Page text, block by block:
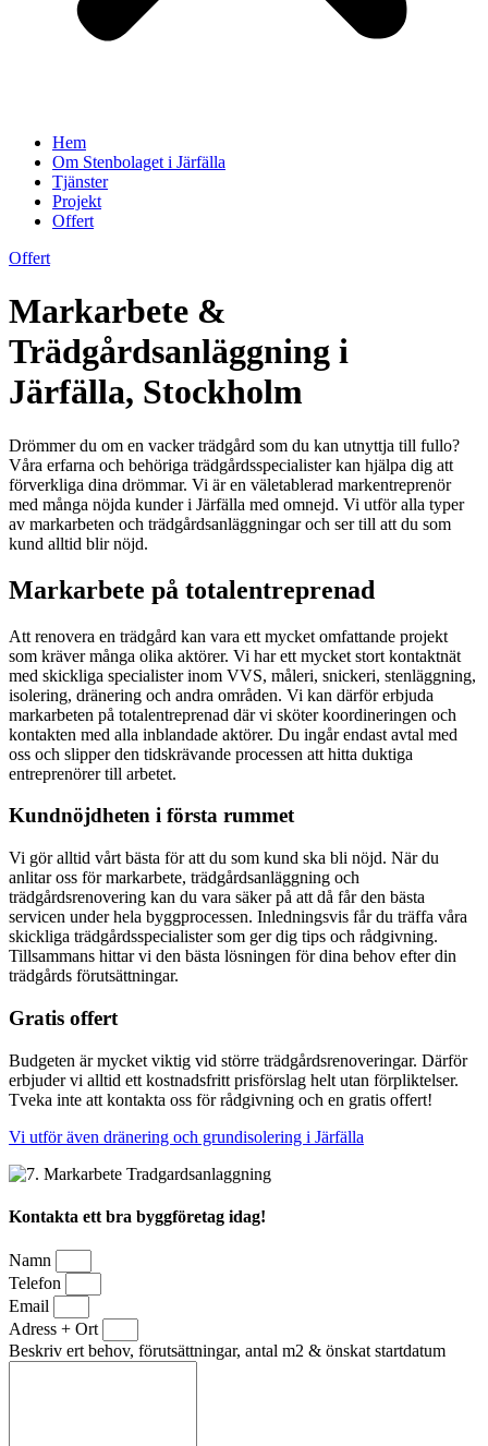
Hem
Om Stenbolaget i Järfälla
Tjänster
Projekt
Offert
Offert
Markarbete &
Trädgårdsanläggning i
Järfälla, Stockholm
Drömmer du om en vacker trädgård som du kan utnyttja till fullo?
Våra erfarna och behöriga trädgårdsspecialister kan hjälpa dig att
förverkliga dina drömmar. Vi är en väletablerad markentreprenör
med många nöjda kunder i Järfälla med omnejd. Vi utför alla typer
av markarbeten och trädgårdsanläggningar och ser till att du som
kund alltid blir nöjd.
Markarbete på totalentreprenad
Att renovera en trädgård kan vara ett mycket omfattande projekt
som kräver många olika aktörer. Vi har ett mycket stort kontaktnät
med skickliga specialister inom VVS, måleri, snickeri, stenläggning,
isolering, dränering och andra områden. Vi kan därför erbjuda
markarbeten på totalentreprenad där vi sköter koordineringen och
kontakten med alla inblandade aktörer. Du ingår endast avtal med
oss och slipper den tidskrävande processen att hitta duktiga
entreprenörer till arbetet.
Kundnöjdheten i första rummet
Vi gör alltid vårt bästa för att du som kund ska bli nöjd. När du
anlitar oss för markarbete, trädgårdsanläggning och
trädgårdsrenovering kan du vara säker på att då får den bästa
servicen under hela byggprocessen. Inledningsvis får du träffa våra
skickliga trädgårdsspecialister som ger dig tips och rådgivning.
Tillsammans hittar vi den bästa lösningen för dina behov efter din
trädgårds förutsättningar.
Gratis offert
Budgeten är mycket viktig vid större trädgårdsrenoveringar. Därför
erbjuder vi alltid ett kostnadsfritt prisförslag helt utan förpliktelser.
Tveka inte att kontakta oss för rådgivning och en gratis offert!
Vi utför även dränering och grundisolering i Järfälla
Kontakta ett bra byggföretag idag!
Namn
Telefon
Email
Adress + Ort
Beskriv ert behov, förutsättningar, antal m2 & önskat startdatum